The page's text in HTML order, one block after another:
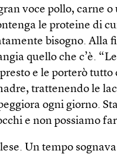
voce pollo, carne o
le proteine di
bisogno. Alla
quello che c’è.
e le porterò tutto
trattenendo le
ogni giorno.
e non possiamo
Un tempo